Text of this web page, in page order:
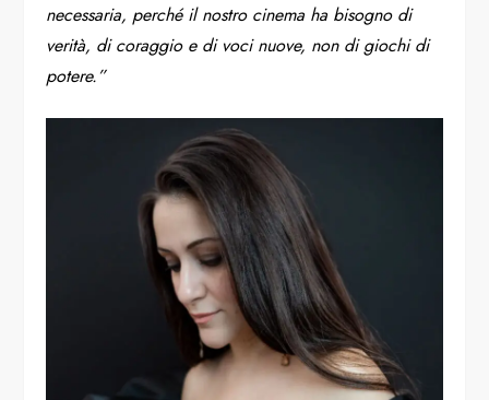
necessaria, perché il nostro cinema ha bisogno di
verità, di coraggio e di voci nuove, non di giochi di
potere.”